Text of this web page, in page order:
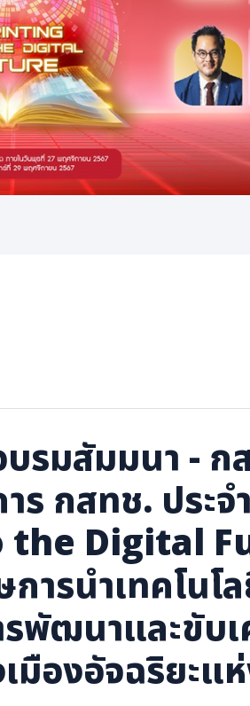
บรมสัมมนา - ก
าร กสทช. ประ
Digital
ารนำเทคโนโ
รพัฒนาและขับ
มืองอัจฉริยะแ